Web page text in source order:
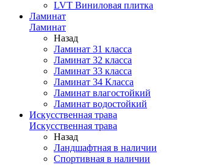
LVT Виниловая плитка
Ламинат
Ламинат
Назад
Ламинат 31 класса
Ламинат 32 класса
Ламинат 33 класса
Ламинат 34 Класса
Ламинат влагостойкий
Ламинат водостойкий
Искусственная трава
Искусственная трава
Назад
Ландшафтная в наличии
Спортивная в наличии